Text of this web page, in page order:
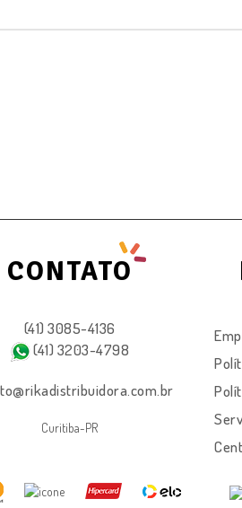
CONTATO
(41) 3085-4136
(41) 3203-4798
Curitiba-PR